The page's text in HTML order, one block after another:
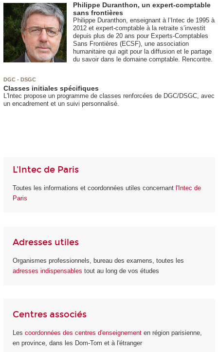
Philippe Duranthon, un expert-comptable
sans frontières
Philippe Duranthon, enseignant à l’Intec de 1995 à
2012 et expert-comptable à la retraite s’investit
depuis plus de 20 ans pour Experts-Comptables
Sans Frontières (ECSF), une association
humanitaire qui agit pour la diffusion et le partage
du savoir dans le domaine comptable. Rencontre.
DGC - DSGC
Classes initiales spécifiques
L'Intec propose un programme de classes renforcées de DGC/DSGC, avec
un encadrement et un suivi personnalisé.
L'Intec de Paris
Toutes les informations et coordonnées utiles concernant l'Intec de
Paris
Adresses utiles
Organismes professionnels, bureau des examens, toutes les
adresses indispensables tout au long de vos études
Centres associés
Les coordonnées des centres d'enseignement en région parisienne,
en province, dans les Dom-Tom et à l'étranger